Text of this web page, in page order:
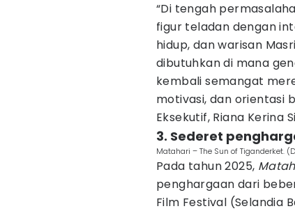
“Di tengah
figur teladan dengan
hidup, dan warisan
dibutuhkan di mana
kembali semangat
motivasi, dan orientasi
Eksekutif, Riana Kerina
3. Sederet
Matahari – The Sun of Tiganderket.
Pada tahun 2025,
penghargaan dari
Film Festival (Selandia